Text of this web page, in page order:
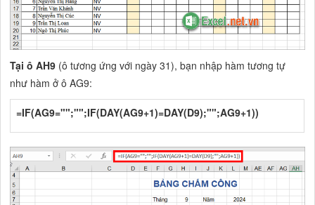
Tại ô AH9 (ô tương ứng với ngày 31), bạn nhập hàm tương tự
như hàm ở ô AG9:
=IF(AG9="";"";IF(DAY(AG9+1)=DAY(D9);"";AG9+1))